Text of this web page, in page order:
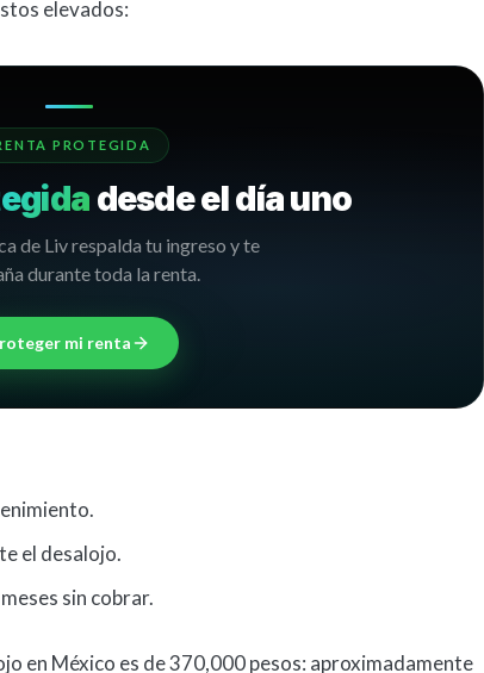
elevados:
PROTEGIDA
desde el día uno
de Liv respalda tu ingreso y te
durante toda la renta.
mi renta
el desalojo.
sin cobrar.
en México es de 370,000 pesos: aproximadamente